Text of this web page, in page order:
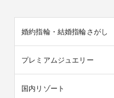
婚約指輪・結婚指輪さがし
プレミアムジュエリー
国内リゾート